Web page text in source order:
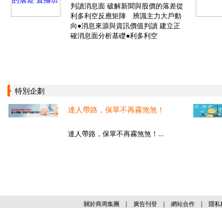
判讀消息面 破解新聞與股價的落差從
利多利空反應矩陣 辨識主力大戶動
向●消息來源與資訊價值判讀 建立正
確消息面分析基礎●利多利空
特別企劃
達人帶路，保單不再霧煞煞！
達人帶路，保單不再霧煞煞！...
關於商周集團 ｜ 廣告刊登 ｜ 網站合作 ｜ 隱私